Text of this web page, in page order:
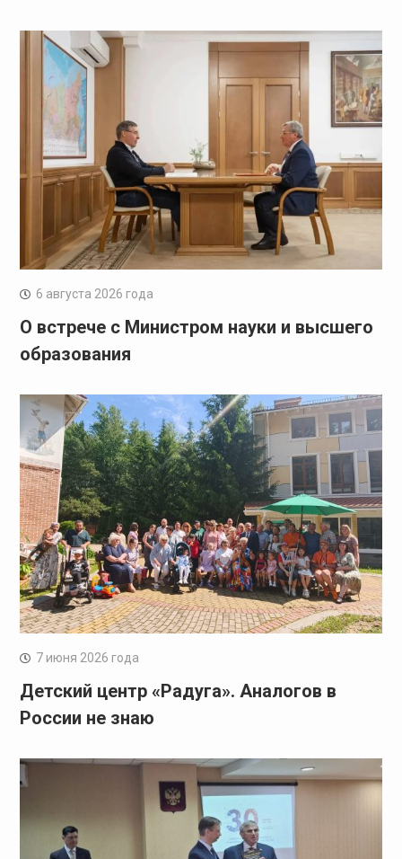
6 августа 2026 года
О встрече с Министром науки и высшего
образования
7 июня 2026 года
Детский центр «Радуга». Аналогов в
России не знаю